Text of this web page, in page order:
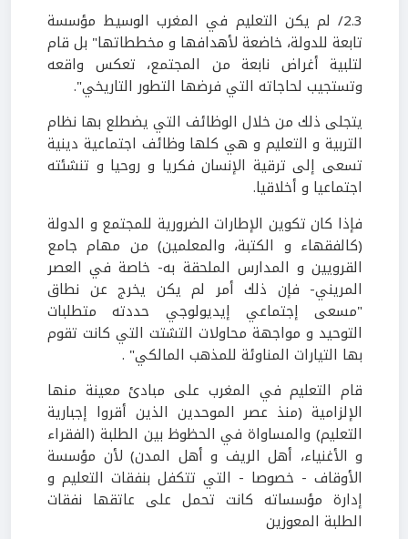
2.3/ لم يكن التعليم في المغرب الوسيط مؤسسة
تابعة للدولة، خاضعة لأهدافها و مخططاتها" بل قام
لتلبية أغراض نابعة من المجتمع، تعكس واقعه
وتستجيب لحاجاته التي فرضها التطور التاريخي".
يتجلى ذلك من خلال الوظائف التي يضطلع بها نظام
التربية و التعليم و هي كلها وظائف اجتماعية دينية
تسعى إلى ترقية الإنسان فكريا و روحيا و تنشئته
اجتماعيا و أخلاقيا.
فإذا كان تكوين الإطارات الضرورية للمجتمع و الدولة
(كالفقهاء و الكتبة، والمعلمين) من مهام جامع
القرويين و المدارس الملحقة به- خاصة في العصر
المريني- فإن ذلك أمر لم يكن يخرج عن نطاق
"مسعى إجتماعي إيديولوجي حددته متطلبات
التوحيد و مواجهة محاولات التشتت التي كانت تقوم
بها التيارات المناوئة للمذهب المالكي" .
قام التعليم في المغرب على مبادئ معينة منها
الإلزامية (منذ عصر الموحدين الذين أقروا إجبارية
التعليم) والمساواة في الحظوظ بين الطلبة (الفقراء
و الأغنياء، أهل الريف و أهل المدن) لأن مؤسسة
الأوقاف - خصوصا - التي تتكفل بنفقات التعليم و
إدارة مؤسساته كانت تحمل على عاتقها نفقات
الطلبة المعوزين